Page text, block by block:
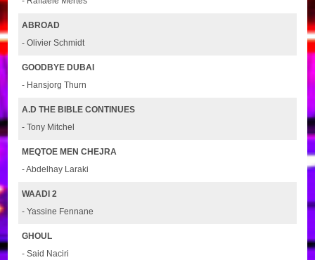
ABROAD
- Olivier Schmidt
GOODBYE DUBAI
- Hansjorg Thurn
A.D THE BIBLE CONTINUES
- Tony Mitchel
MEQTOE MEN CHEJRA
- Abdelhay Laraki
WAADI 2
- Yassine Fennane
GHOUL
- Said Naciri